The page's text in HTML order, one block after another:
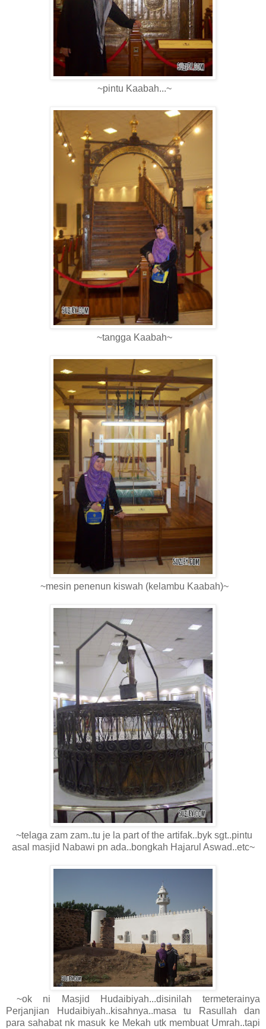
~pintu Kaabah...~
~tangga Kaabah~
~mesin penenun kiswah (kelambu Kaabah)~
~telaga zam zam..tu je la part of the artifak..byk sgt..pintu
asal masjid Nabawi pn ada..bongkah Hajarul Aswad..etc~
~ok ni Masjid Hudaibiyah...disinilah termeterainya
Perjanjian Hudaibiyah..kisahnya..masa tu Rasullah dan
para sahabat nk masuk ke Mekah utk membuat Umrah..tapi